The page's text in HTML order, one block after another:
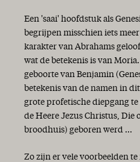
Een 'saai' hoofdstuk als
begrijpen misschien iets
karakter van Abrahams
wat de betekenis is van
geboorte van Benjamin
betekenis van de namen in
grote profetische diepgang
de Heere Jezus Christus, Die
broodhuis) geboren werd ...
Zo zijn er vele voorbeelden